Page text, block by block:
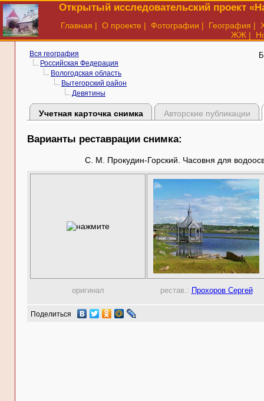
Открытый исследовательский проект
Главная | О проекте | Фотографии | География |
ЖЖ |
Вся география
Российская Федерация
Вологодская область
Вытегорский район
Девятины
Учетная карточка снимка Авторские публикации
Варианты реставрации снимка:
С. М. Прокудин-Горский. Часовня для
оригинал рестав.: Прохоров Сергей
Поделиться